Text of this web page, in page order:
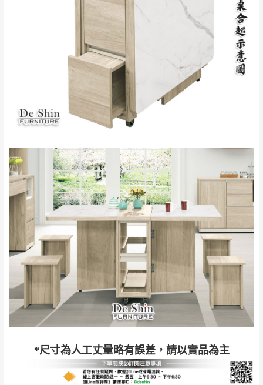
*尺寸為人工丈量略有誤差，請以實品為主
彰化、南投、雲林、嘉義、台南、高
雄、屏東、宜蘭、 花蓮、台東、金門、馬祖、澎湖地區
（可於LINE線上詢問 →@dershin
。
其它注意事項
本司貨車運送如因路況不佳、天候惡劣、過於偏遠之
山區內等，或收貨地點搬運過於困難等因素，導致無
法順利配送，本公司除了盡最大努力完成配送外，視
狀況保有出貨的權利。
保護物流人員的工作安全，賣家無提供吊掛服務，若
需以吊車或其他的吊掛方式吊運，費用將由買方自行
支付。
商品，無法指定特定時間送達，司機當天到貨前皆會
再與您通知，讓您不用整天在家等貨，以免浪費你的
寶貴時間。
類產品需為未拆封狀態(請保持商品、附件、
包裝、廠商紙及所有附隨文件或資料之完整
性)，若未依照上述方式處理，恕無法接受退
貨。
由於透過電腦螢幕選購商品，可能會因個人
電腦螢幕的設定色差或解析度等因素， 與實
際商品的顏色、質感稍有不同，如因此而需
退換貨，
需自付來回運費及人資成本
訂購前詳加確認。(包含商品尺寸是否合適)。
訂購前請確認商品尺寸，大型物件因為人工
丈量，難免會有些許誤差值(約正負0.5CM)
詳細尺寸以實品為主。
非因本公司問題而需退換貨，請於收到貨7日
內通知客服人員(Line@ ID：@dershin
，並
須保持商品全新狀態與完整包裝。鑑賞期間
若發生非本司因素致使之汙損破壞，恕無法
辦理退換貨。
台北市、新北市地區固定每周(三)、(日)兩天
收送貨，敬請見諒！
本公司部份商品無維修服務，超過7日鑑賞
期，商品使用年限，因客人使用習慣、居家
件短缺，則維修、搬運費用，需由消費者自
行吸收(另事先與消費者報價，消費者同意將